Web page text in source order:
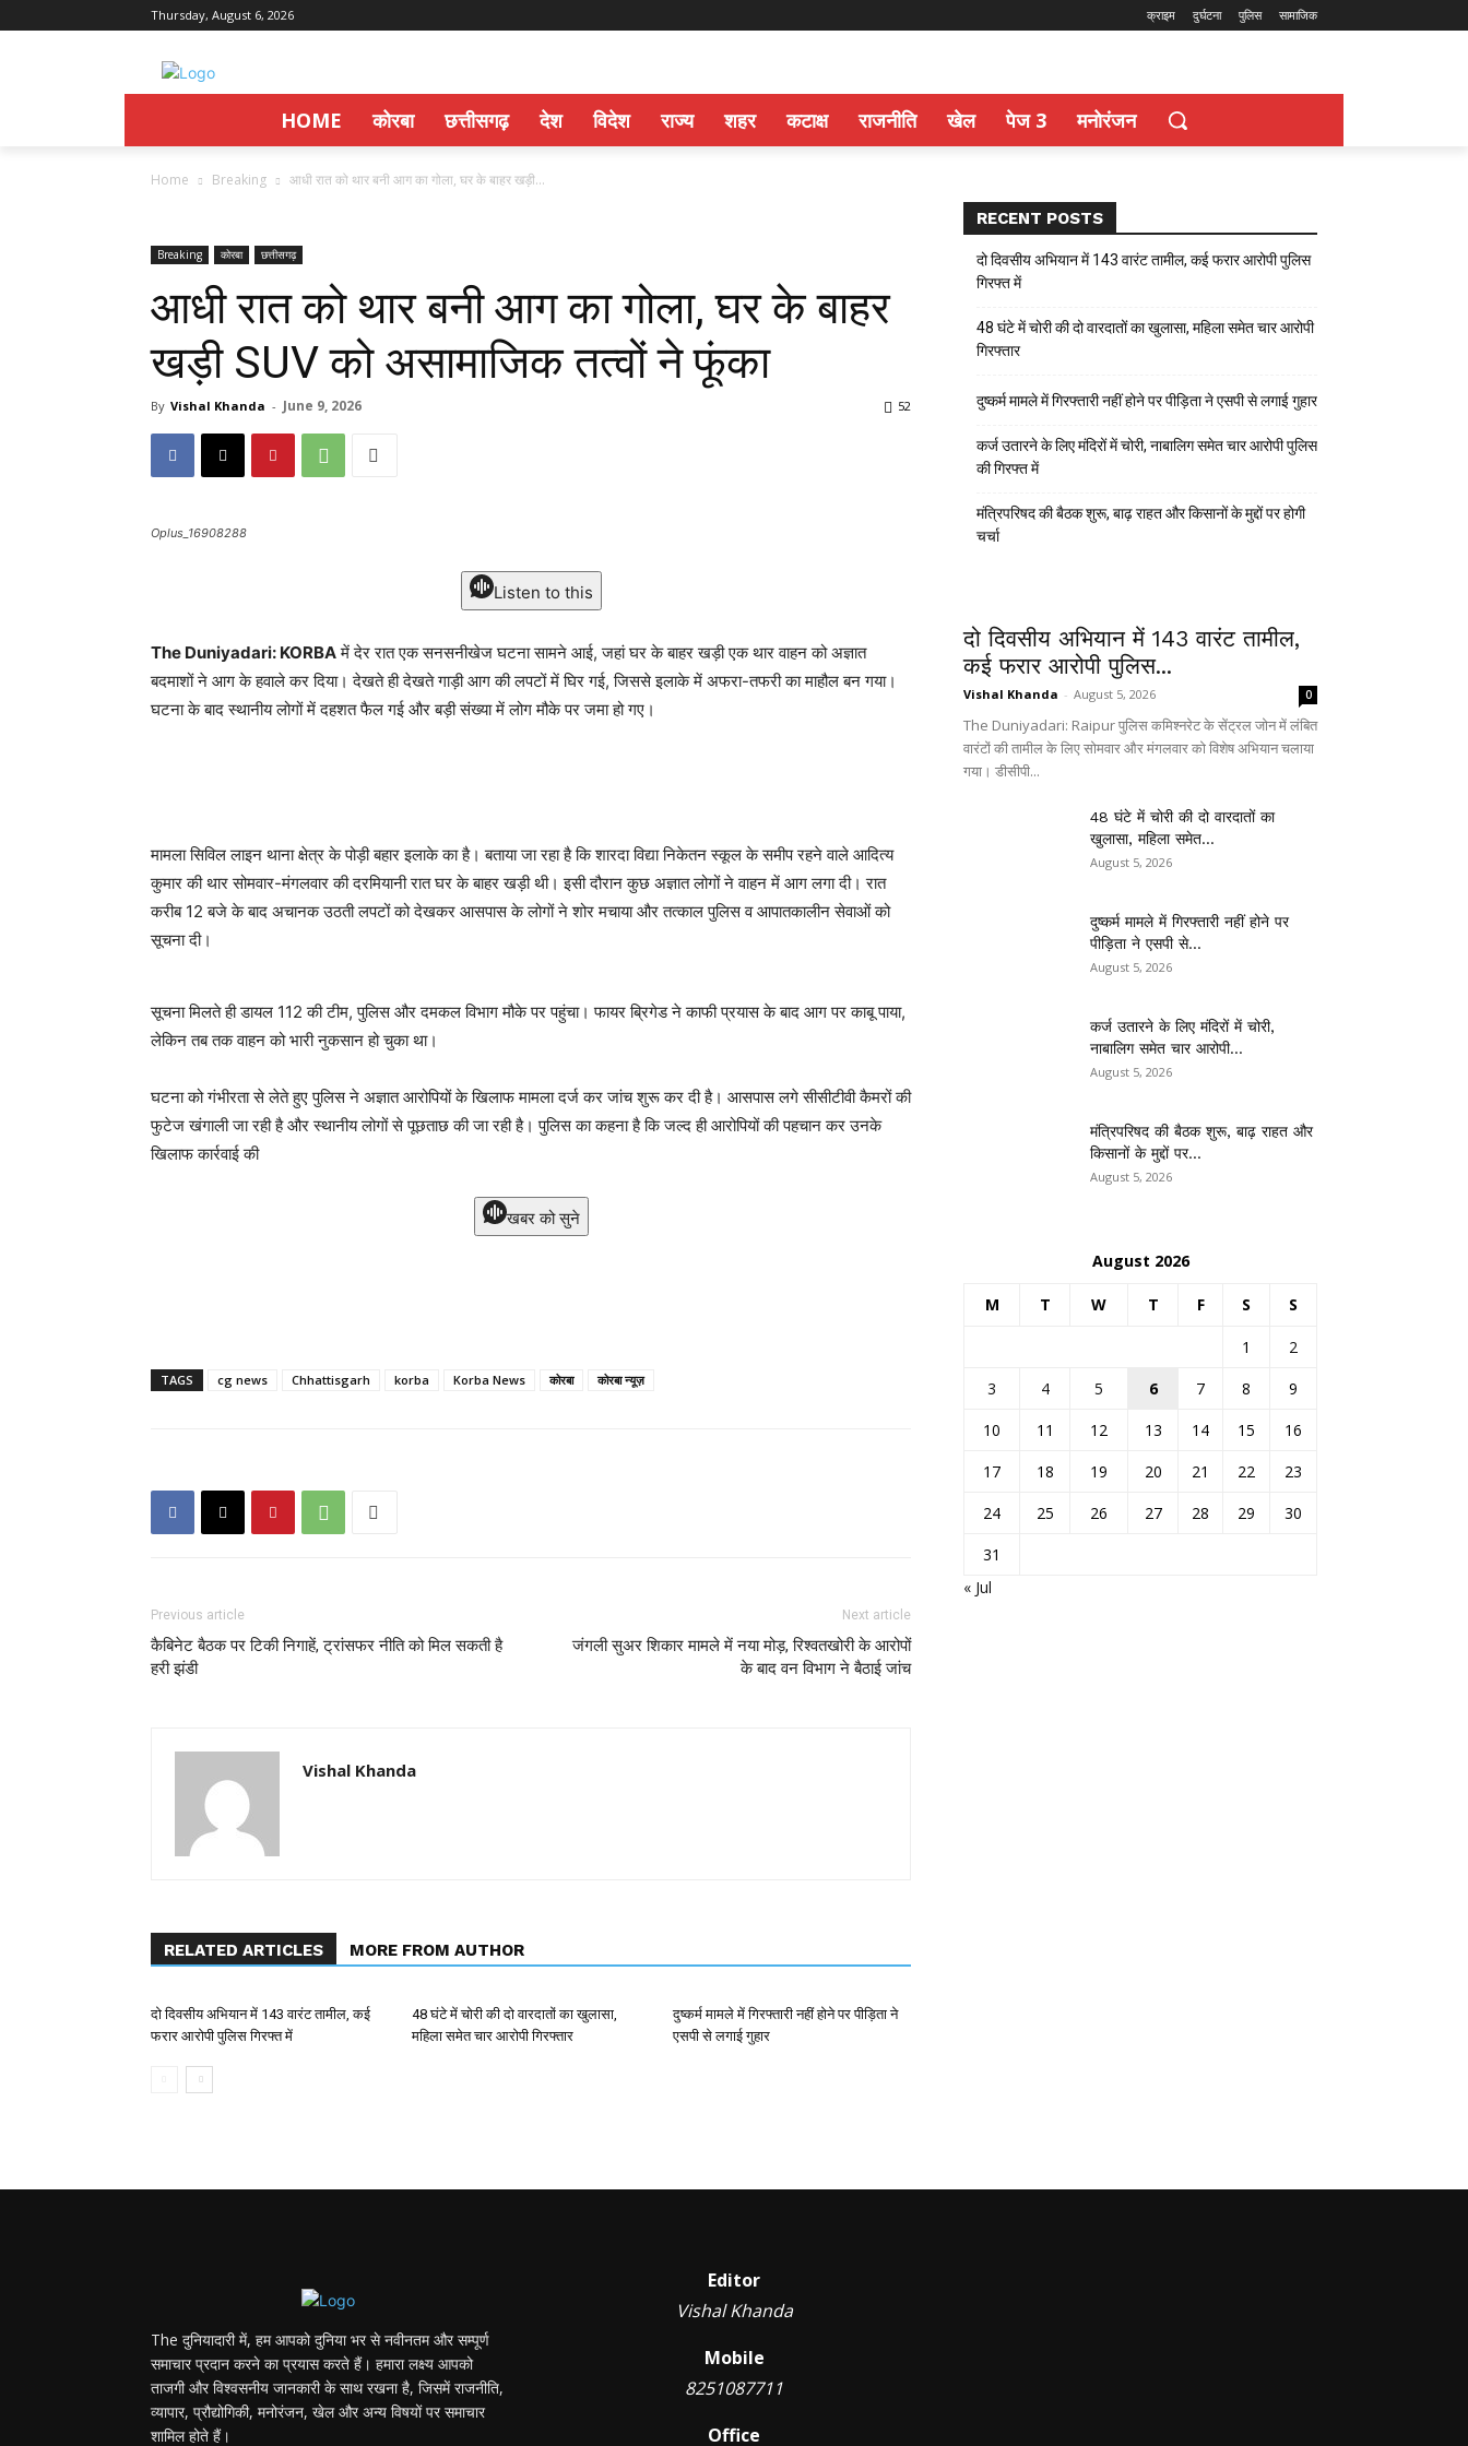
Thursday, August 6, 2026 क्राइम दुर्घटना पुलिस सामाजिक
HOME कोरबा छत्तीसगढ़ देश विदेश राज्य शहर कटाक्ष राजनीति खेल पेज 3 मनोरंजन
Home Breaking आधी रात को थार बनी आग का गोला, घर के बाहर खड़ी...
Breaking कोरबा छत्तीसगढ़
आधी रात को थार बनी आग का गोला, घर के बाहर
खड़ी SUV को असामाजिक तत्वों ने फूंका
By Vishal Khanda - June 9, 2026 52
Oplus_16908288
Listen to this
The Duniyadari: KORBAमें देर रात एक सनसनीखेज घटना सामने आई, जहां घर के बाहर खड़ी एक थार वाहन को अज्ञात
बदमाशों ने आग के हवाले कर दिया। देखते ही देखते गाड़ी आग की लपटों में घिर गई, जिससे इलाके में अफरा-तफरी का माहौल बन गया।
घटना के बाद स्थानीय लोगों में दहशत फैल गई और बड़ी संख्या में लोग मौके पर जमा हो गए।
मामला सिविल लाइन थाना क्षेत्र के पोड़ी बहार इलाके का है। बताया जा रहा है कि शारदा विद्या निकेतन स्कूल के समीप रहने वाले आदित्य
कुमार की थार सोमवार-मंगलवार की दरमियानी रात घर के बाहर खड़ी थी। इसी दौरान कुछ अज्ञात लोगों ने वाहन में आग लगा दी। रात
करीब 12 बजे के बाद अचानक उठती लपटों को देखकर आसपास के लोगों ने शोर मचाया और तत्काल पुलिस व आपातकालीन सेवाओं को
सूचना दी।
सूचना मिलते ही डायल 112 की टीम, पुलिस और दमकल विभाग मौके पर पहुंचा। फायर ब्रिगेड ने काफी प्रयास के बाद आग पर काबू पाया,
लेकिन तब तक वाहन को भारी नुकसान हो चुका था।
घटना को गंभीरता से लेते हुए पुलिस ने अज्ञात आरोपियों के खिलाफ मामला दर्ज कर जांच शुरू कर दी है। आसपास लगे सीसीटीवी कैमरों की
फुटेज खंगाली जा रही है और स्थानीय लोगों से पूछताछ की जा रही है। पुलिस का कहना है कि जल्द ही आरोपियों की पहचान कर उनके
खिलाफ कार्रवाई की
खबर को सुने
TAGS cg news Chhattisgarh korba Korba News कोरबा कोरबा न्यूज़
Previous article
कैबिनेट बैठक पर टिकी निगाहें, ट्रांसफर नीति को मिल सकती है
हरी झंडी
Next article
जंगली सुअर शिकार मामले में नया मोड़, रिश्वतखोरी के आरोपों
के बाद वन विभाग ने बैठाई जांच
Vishal Khanda
RELATED ARTICLES MORE FROM AUTHOR
दो दिवसीय अभियान में 143 वारंट तामील, कई
फरार आरोपी पुलिस गिरफ्त में
48 घंटे में चोरी की दो वारदातों का खुलासा,
महिला समेत चार आरोपी गिरफ्तार
दुष्कर्म मामले में गिरफ्तारी नहीं होने पर पीड़िता ने
एसपी से लगाई गुहार
RECENT POSTS
दो दिवसीय अभियान में 143 वारंट तामील, कई फरार आरोपी पुलिस
गिरफ्त में
48 घंटे में चोरी की दो वारदातों का खुलासा, महिला समेत चार आरोपी
गिरफ्तार
दुष्कर्म मामले में गिरफ्तारी नहीं होने पर पीड़िता ने एसपी से लगाई गुहार
कर्ज उतारने के लिए मंदिरों में चोरी, नाबालिग समेत चार आरोपी पुलिस
की गिरफ्त में
मंत्रिपरिषद की बैठक शुरू, बाढ़ राहत और किसानों के मुद्दों पर होगी
चर्चा
दो दिवसीय अभियान में 143 वारंट तामील,
कई फरार आरोपी पुलिस...
Vishal Khanda - August 5, 2026 0
The Duniyadari: Raipur पुलिस कमिश्नरेट के सेंट्रल जोन में लंबित
वारंटों की तामील के लिए सोमवार और मंगलवार को विशेष अभियान चलाया
गया। डीसीपी...
48 घंटे में चोरी की दो वारदातों का
खुलासा, महिला समेत...
August 5, 2026
दुष्कर्म मामले में गिरफ्तारी नहीं होने पर
पीड़िता ने एसपी से...
August 5, 2026
कर्ज उतारने के लिए मंदिरों में चोरी,
नाबालिग समेत चार आरोपी...
August 5, 2026
मंत्रिपरिषद की बैठक शुरू, बाढ़ राहत और
किसानों के मुद्दों पर...
August 5, 2026
August 2026
M T W T F S S
1
2
3
4 5 6 7 8
9
10
11 12 13 14 15
16
17
18 19 20 21 22
23
24
25 26 27 28 29
30
31
« Jul
The दुनियादारी में, हम आपको दुनिया भर से नवीनतम और सम्पूर्ण
समाचार प्रदान करने का प्रयास करते हैं। हमारा लक्ष्य आपको
ताजगी और विश्वसनीय जानकारी के साथ रखना है, जिसमें राजनीति,
व्यापार, प्रौद्योगिकी, मनोरंजन, खेल और अन्य विषयों पर समाचार
शामिल होते हैं।
Editor
Vishal Khanda
Mobile
8251087711
Office